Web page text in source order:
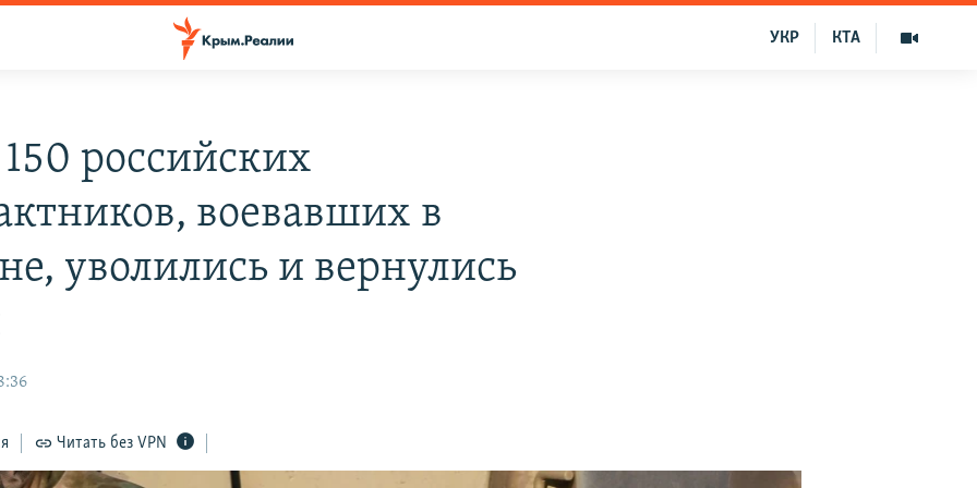
КТА
УКР
российских
воевавших в
уволились и вернулись
Читать без VPN